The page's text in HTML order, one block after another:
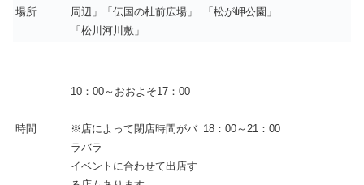
場所
周辺」「伝国の杜前広場」
「松川河川敷」
「松が岬公園」
時間
10：00～おおよそ17：00
※店によって閉店時間がバ
ラバラ
イベントに合わせて出店す
18：00～21：00